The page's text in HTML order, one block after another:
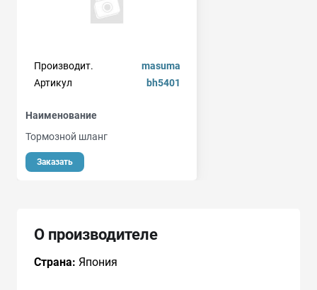
Производит.
masuma
Артикул
bh5401
Наименование
Тормозной шланг
Заказать
О производителе
Страна: Япония